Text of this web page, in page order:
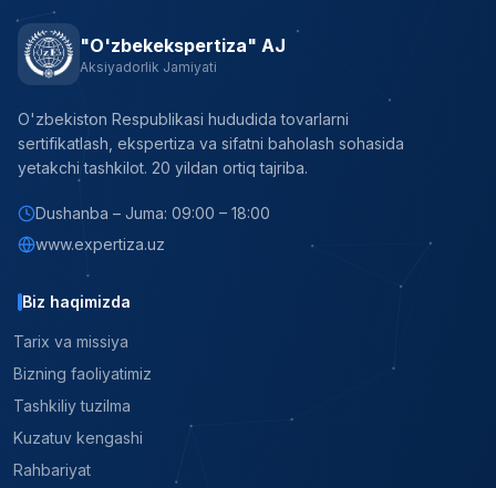
"O'zbekekspertiza" AJ
Aksiyadorlik Jamiyati
O'zbekiston Respublikasi hududida tovarlarni
sertifikatlash, ekspertiza va sifatni baholash sohasida
yetakchi tashkilot. 20 yildan ortiq tajriba.
Dushanba – Juma: 09:00 – 18:00
www.expertiza.uz
Biz haqimizda
Tarix va missiya
Bizning faoliyatimiz
Tashkiliy tuzilma
Kuzatuv kengashi
Rahbariyat